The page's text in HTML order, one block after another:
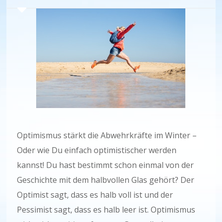
Optimismus stärkt die Abwehrkräfte im Winter –
Oder wie Du einfach optimistischer werden
kannst! Du hast bestimmt schon einmal von der
Geschichte mit dem halbvollen Glas gehört? Der
Optimist sagt, dass es halb voll ist und der
Pessimist sagt, dass es halb leer ist. Optimismus